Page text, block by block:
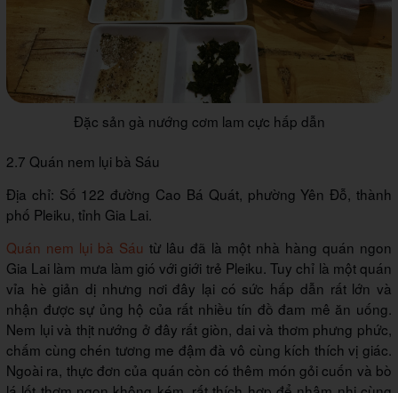
Đặc sản gà nướng cơm lam cực hấp dẫn
2.7 Quán nem lụi bà Sáu
Địa chỉ: Số 122 đường Cao Bá Quát, phường Yên Đỗ, thành
phố Pleiku, tỉnh Gia Lai.
Quán nem lụi bà Sáu từ lâu đã là một nhà hàng quán ngon
Gia Lai làm mưa làm gió với giới trẻ Pleiku. Tuy chỉ là một quán
vỉa hè giản dị nhưng nơi đây lại có sức hấp dẫn rất lớn và
nhận được sự ủng hộ của rất nhiều tín đồ đam mê ăn uống.
Nem lụi và thịt nướng ở đây rất giòn, dai và thơm phưng phức,
chấm cùng chén tương me đậm đà vô cùng kích thích vị giác.
Ngoài ra, thực đơn của quán còn có thêm món gỏi cuốn và bò